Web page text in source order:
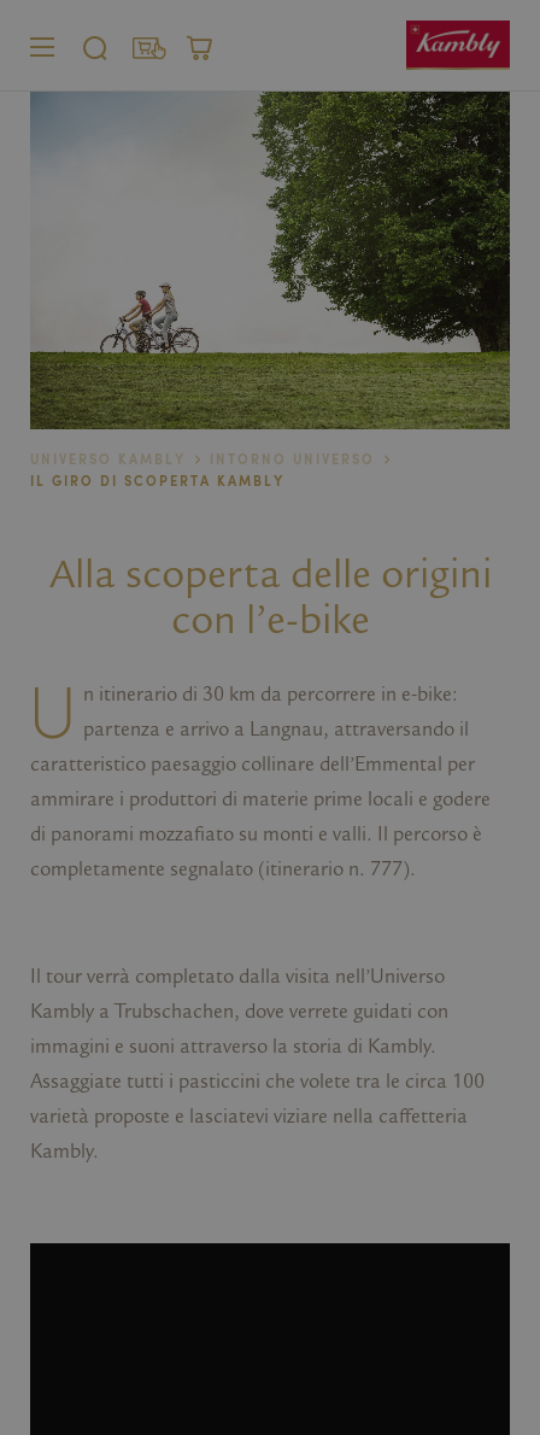
MENU CERCARE
SHOP CARRELLO
UNIVERSO KAMBLY
INTORNO UNIVERSO
IL GIRO DI SCOPERTA KAMBLY
Alla scoperta delle origini
con l’e-bike
U
n itinerario di 30 km da percorrere in e-bike:
partenza e arrivo a Langnau, attraversando il
caratteristico paesaggio collinare dell’Emmental per
ammirare i produttori di materie prime locali e godere
di panorami mozzafiato su monti e valli. Il percorso è
completamente segnalato (itinerario n. 777).
Il tour verrà completato dalla visita nell’Universo
Kambly a Trubschachen, dove verrete guidati con
immagini e suoni attraverso la storia di Kambly.
Assaggiate tutti i pasticcini che volete tra le circa 100
varietà proposte e lasciatevi viziare nella caffetteria
Kambly.